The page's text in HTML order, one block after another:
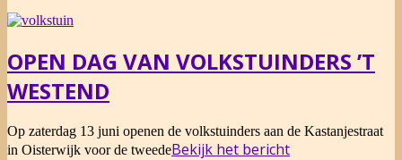
OPEN DAG VAN VOLKSTUINDERS ’T
WESTEND
2026-
05-
Op zaterdag 13 juni openen de volkstuinders aan de Kastanjestraat
in Oisterwijk voor de tweedeBekijk het bericht